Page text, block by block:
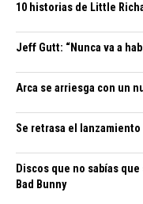
10 historias de Little
Jeff Gutt: “Nunca va a
Arca se arriesga con un
Se retrasa el
Discos que no sabías
Bad Bunny